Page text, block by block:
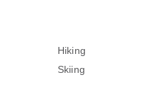
Hiking
Skiing